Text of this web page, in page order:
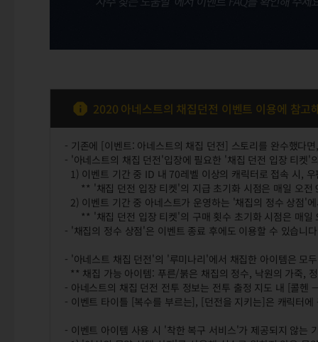
2020 아네스트의 채집던전 이벤트 이용에 참고
- 기존에 [이벤트: 아네스트의 채집 던전] 스토리를 완수했다
- '아네스트의 채집 던전'입장에 필요한 '채집 던전 입장 티켓'
1) 이벤트 기간 중 ID 내 70레벨 이상의 캐릭터로 접속 시,
** '채집 던전 입장 티켓'의 지급 초기화 시점은 매일 오전
2) 이벤트 기간 중 아네스트가 운영하는 '채집의 정수 상점'
** '채집 던전 입장 티켓'의 구매 횟수 초기화 시점은 매일
- '채집의 정수 상점'은 이벤트 종료 후에도 이용할 수 있습니
- '아네스트 채집 던전'의 '루미나리'에서 채집한 아이템은 모
** 채집 가능 아이템: 푸른/붉은 채집의 정수, 낙원의 가죽,
- 아네스트의 채집 던전 전투 정보는 전투 출정 지도 내 [콜
- 이벤트 타이틀 [복수를 부르는], [던전을 지키는]은 캐릭터에
- 이벤트 아이템 사용 시 '착한 복구 서비스'가 제공되지 않는